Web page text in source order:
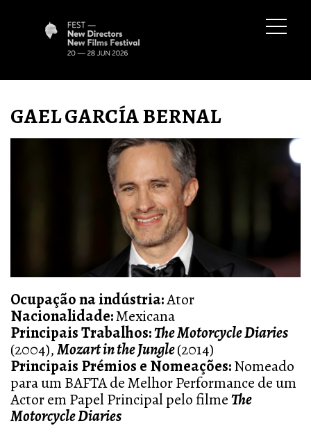
GAEL GARCÍA BERNAL
Ocupação na indústria:Ator
Nacionalidade:Mexicana
Principais Trabalhos:The Motorcycle Diaries
(2004),Mozart in the Jungle(2014)
Principais Prémios e Nomeações:Nomeado
para um BAFTA de Melhor Performance de um
Actor em Papel Principal pelo filmeThe
Motorcycle Diaries